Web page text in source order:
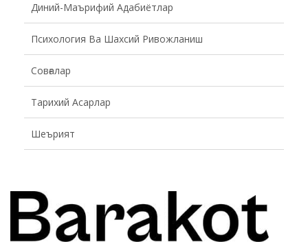
Диний-Маърифий Адабиётлар
Психология Ва Шахсий Ривожланиш
Совғалар
Тарихий Асарлар
Шеърият